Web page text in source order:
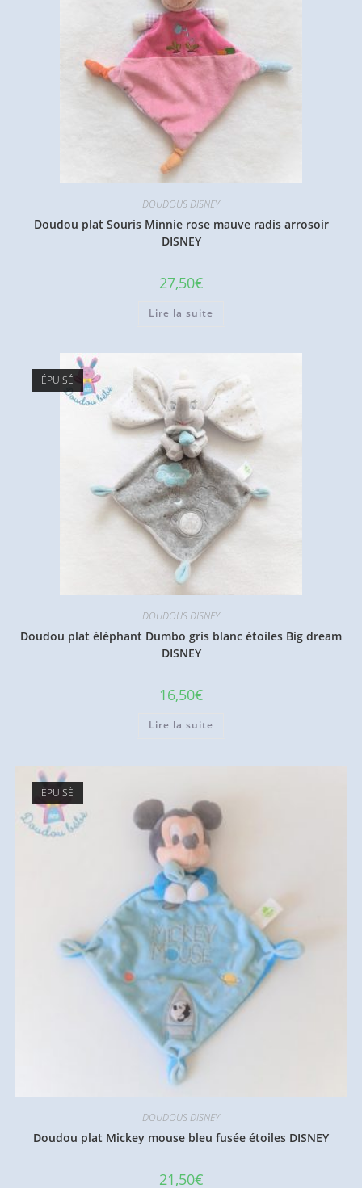
DOUDOUS DISNEY
Doudou plat Souris Minnie rose mauve radis arrosoir
DISNEY
27,50€
Lire la suite
ÉPUISÉ
DOUDOUS DISNEY
Doudou plat éléphant Dumbo gris blanc étoiles Big dream
DISNEY
16,50€
Lire la suite
ÉPUISÉ
DOUDOUS DISNEY
Doudou plat Mickey mouse bleu fusée étoiles DISNEY
21,50€